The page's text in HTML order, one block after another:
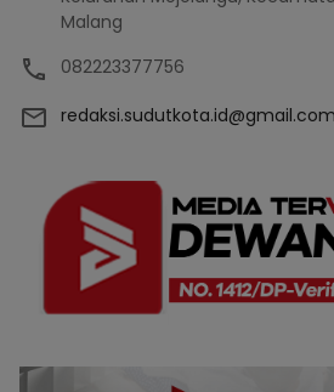
Malang
082223377756
redaksi.sudutkota.id@gmail.com